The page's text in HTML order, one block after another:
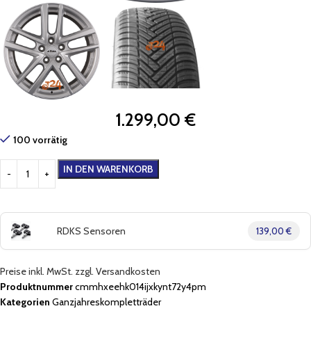
1.299,00 €
100 vorrätig
IN DEN WARENKORB
RDKS Sensoren 139,00 €
Preise inkl. MwSt. zzgl. Versandkosten
Produktnummercmmhxeehk014ijxkynt72y4pm
Kategorien Ganzjahreskompletträder